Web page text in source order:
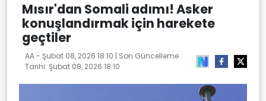
Mısır'dan Somali adımı! Asker
konuşlandırmak için harekete
geçtiler
AA - Şubat 08, 2026 18:10 | Son Güncelleme
Tarihi: Şubat 08, 2026 18:10